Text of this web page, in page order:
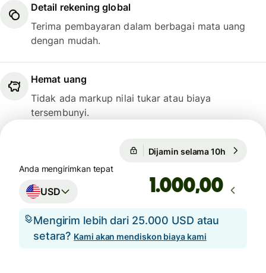
Detail rekening global
Terima pembayaran dalam berbagai mata uang
dengan mudah.
Hemat uang
Tidak ada markup nilai tukar atau biaya
tersembunyi.
Dijamin selama 10h
Anda mengirimkan tepat
USD ,00
Mengirim lebih dari 25.000 USD atau
setara? Kami akan mendiskon biaya kami